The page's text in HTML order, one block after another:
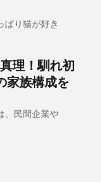
ぱり猫が好き
理！馴れ初
家族構成を
、民間企業や